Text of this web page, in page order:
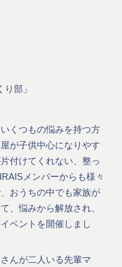
部」
くつもの悩みを持つ方
が子供中心になりやす
付けてくれない、整っ
メンバーからも様々
おうちの中でも家族が
、悩みから解放され、
ベントを開催しまし
んが二人いる先輩マ